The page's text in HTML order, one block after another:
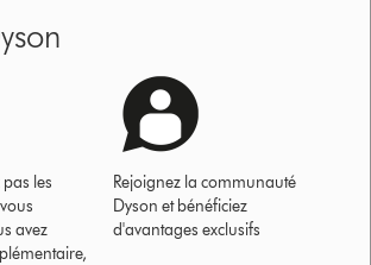
les
avez
Rejoignez la communauté
Dyson et bénéficiez
d'avantages exclusifs